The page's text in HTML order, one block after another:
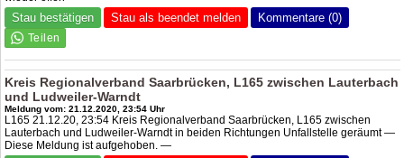
Stau bestätigen Stau als beendet melden Kommentare (0)
Kreis Regionalverband Saarbrücken, L165 zwischen Lauterbach
und Ludweiler-Warndt
Meldung vom: 21.12.2020, 23:54 Uhr
L165 21.12.20, 23:54 Kreis Regionalverband Saarbrücken, L165 zwischen
Lauterbach und Ludweiler-Warndt in beiden Richtungen Unfallstelle geräumt —
Diese Meldung ist aufgehoben. —